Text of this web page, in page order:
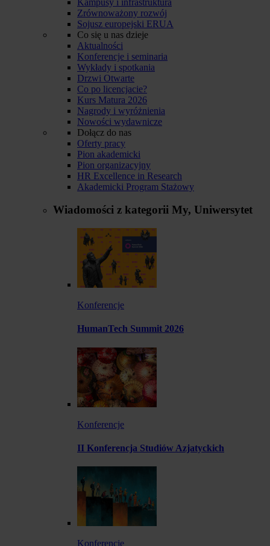
Zrównoważony rozwój
Sojusz europejski ERUA
Co się u nas dzieje
Aktualności
Konferencje i seminaria
Wykłady i spotkania
Drzwi Otwarte
Co po licencjacie?
Kurs Matura 2026
Nagrody i wyróżnienia
Nowości wydawnicze
Dołącz do nas
Oferty pracy
Pion akademicki
Pion organizacyjny
HR Excellence in Research
Akademicki Program Stażowy
Wiadomości z kategorii My, Uniwersytet
Konferencje
HumanTech Summit 2026
Konferencje
II Konferencja Studiów Azjatyckich
Konferencje